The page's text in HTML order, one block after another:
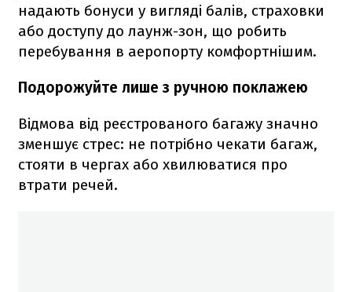
надають бонуси у вигляді балів, страховки
або доступу до лаунж-зон, що робить
перебування в аеропорту комфортнішим.
Подорожуйте лише з ручною поклажею
Відмова від реєстрованого багажу значно
зменшує стрес: не потрібно чекати багаж,
стояти в чергах або хвилюватися про
втрати речей.